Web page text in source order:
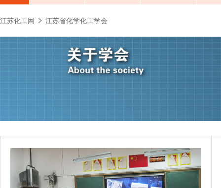
江苏化工网 江苏省化学化工学会